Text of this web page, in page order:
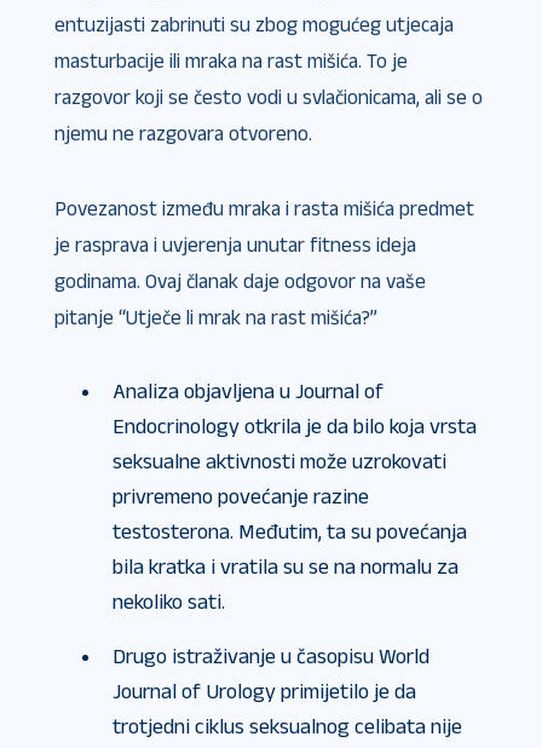
entuzijasti zabrinuti su zbog mogućeg utjecaja
masturbacije ili mraka na rast mišića. To je
razgovor koji se često vodi u svlačionicama, ali se o
njemu ne razgovara otvoreno.
Povezanost između mraka i rasta mišića predmet
je rasprava i uvjerenja unutar fitness ideja
godinama. Ovaj članak daje odgovor na vaše
pitanje “Utječe li mrak na rast mišića​?”
Analiza objavljena u Journal of
Endocrinology otkrila je da bilo koja vrsta
seksualne aktivnosti može uzrokovati
privremeno povećanje razine
testosterona. Međutim, ta su povećanja
bila kratka i vratila su se na normalu za
nekoliko sati.
Drugo istraživanje u časopisu World
Journal of Urology primijetilo je da
trotjedni ciklus seksualnog celibata nije